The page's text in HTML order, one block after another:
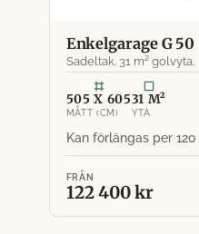
Enkelgarage G 50
Sadeltak. 31 m² golvyta.
505 X 605
MÅTT (CM)
31 M²
YTA
FRÅN
122 400 kr